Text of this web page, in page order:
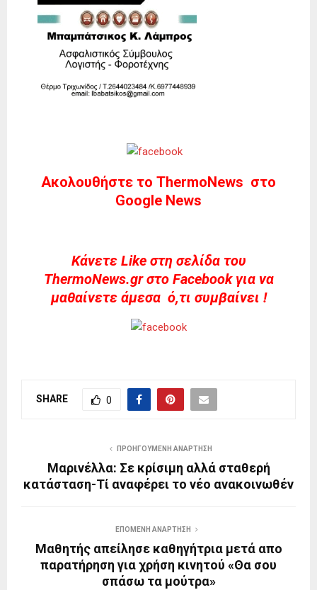
Ακολουθήστε το ThermoNews στο
Google News
Kάνετε Like στη σελίδα του
ThermoNews.gr στο Facebook για να
μαθαίνετε άμεσα ό,τι συμβαίνει !
SHARE 0
ΠΡΟΗΓΟΎΜΕΝΗ ΑΝΆΡΤΗΣΗ
Μαρινέλλα: Σε κρίσιμη αλλά σταθερή
κατάσταση-Τί αναφέρει το νέο ανακοινωθέν
ΕΠΌΜΕΝΗ ΑΝΆΡΤΗΣΗ
Μαθητής απείλησε καθηγήτρια μετά απο
παρατήρηση για χρήση κινητού «Θα σου
σπάσω τα μούτρα»